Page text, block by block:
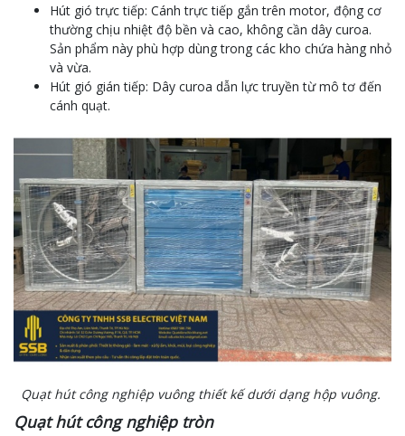
Hút gió trực tiếp: Cánh trực tiếp gắn trên motor, động cơ
thường chịu nhiệt độ bền và cao, không cần dây curoa.
Sản phẩm này phù hợp dùng trong các kho chứa hàng nhỏ
và vừa.
Hút gió gián tiếp: Dây curoa dẫn lực truyền từ mô tơ đến
cánh quạt.
Quạt hút công nghiệp vuông thiết kế dưới dạng hộp vuông.
Quạt hút công nghiệp tròn